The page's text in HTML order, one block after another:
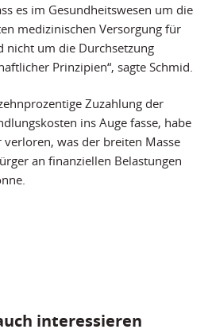
es im Gesundheitswesen um die
medizinischen Versorgung für
nicht um die Durchsetzung
Prinzipien“, sagte Schmid.
Zuzahlung der
ins Auge fasse, habe
was der breiten Masse
an finanziellen Belastungen
interessieren